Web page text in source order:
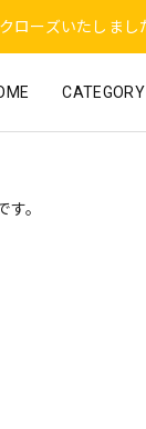
ーズいたしまし
CATEGORY
。